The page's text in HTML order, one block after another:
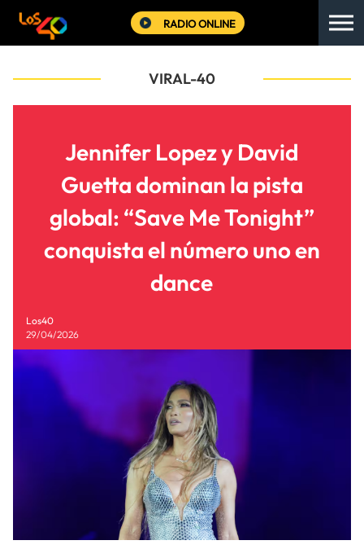
RADIO ONLINE
VIRAL-40
Jennifer Lopez y David
Guetta dominan la pista
global: “Save Me Tonight”
conquista el número uno en
dance
Los40
29/04/2026